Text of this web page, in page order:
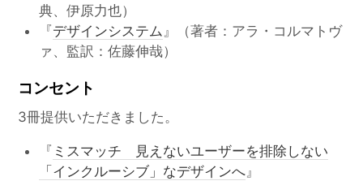
典、伊原力也）
『デザインシステム』（著者：アラ・コルマトヴ
ァ、監訳：佐藤伸哉）
コンセント
3冊提供いただきました。
『 ミスマッチ 見えないユーザーを排除しない
「インクルーシブ」なデザインへ』